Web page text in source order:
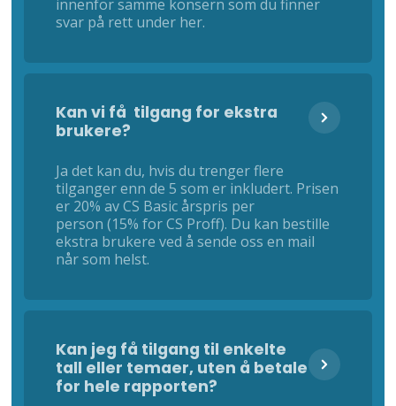
innenfor samme konsern som du finner
svar på rett under her.
Kan vi få tilgang for ekstra
brukere?
Ja det kan du, hvis du trenger flere
tilganger enn de 5 som er inkludert. Prisen
er 20% av CS Basic årspris per
person (15% for CS Proff). Du kan bestille
ekstra brukere ved å sende oss en mail
når som helst.
Kan jeg få tilgang til enkelte
tall eller temaer, uten å betale
for hele rapporten?